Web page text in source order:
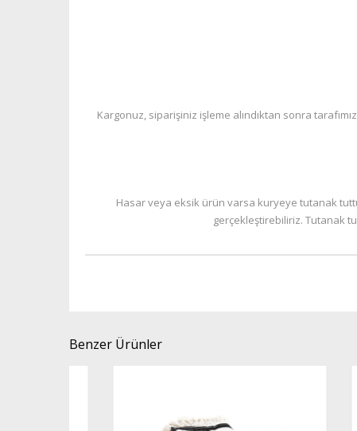
Kargonuz, siparişiniz işleme alındıktan sonra
Hasar veya eksik ürün varsa kuryeye tutanak
gerçekleştirebiliriz. Tutanak
Benzer Ürünler